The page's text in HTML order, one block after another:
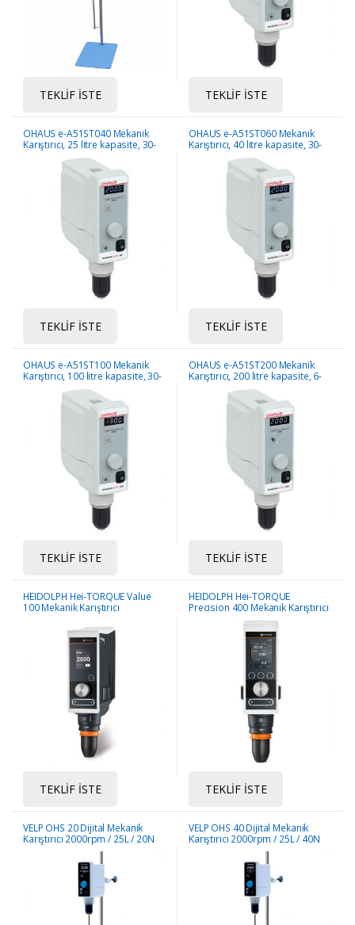
TEKLIF İSTE TEKLIF İSTE
OHAUS e-A51ST040 Mekanik
Karıştırıcı, 25 litre kapasite, 30-
2000 rpm hız, 40 Ncm tork
TEKLIF İSTE
OHAUS e-A51ST060 Mekanik
Karıştırıcı, 40 litre kapasite, 30-
2000 rpm hız, 60 Ncm tork
TEKLIF İSTE
OHAUS e-A51ST100 Mekanik
Karıştırıcı, 100 litre kapasite, 30-
1300 rpm hız, 100 Ncm tork
TEKLIF İSTE
OHAUS e-A51ST200 Mekanik
Karıştırıcı, 200 litre kapasite, 6-
2000 rpm hız, 200 Ncm tork
TEKLIF İSTE
HEIDOLPH Hei-TORQUE Value
100 Mekanik Karıştırıcı
TEKLIF İSTE
HEIDOLPH Hei-TORQUE
Precision 400 Mekanik Karıştırıcı
2000rpm / 250000cps / 40L
TEKLIF İSTE
VELP OHS 20 Dijital Mekanik
Karıştırıcı 2000rpm / 25L / 20N
VELP OHS 40 Dijital Mekanik
Karıştırıcı 2000rpm / 25L / 40N